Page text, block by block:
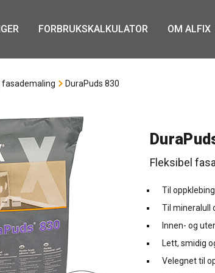
FORBRUKSKALKULATOR OM ALFIX
fasademaling DuraPuds 830
Fleksibel
Til
Til mineralull
Innen- og
Lett, smidig
Velegnet til